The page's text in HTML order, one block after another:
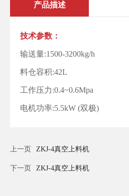
产品描述
技术参数：
输送量:1500-3200kg/h
料仓容积:42L
工作压力:0.4~0.6Mpa
电机功率:5.5kW (双极)
上一页 ZKJ-4真空上料机
下一页 ZKJ-4真空上料机